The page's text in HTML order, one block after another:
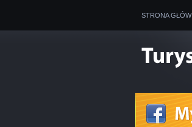
STRONA